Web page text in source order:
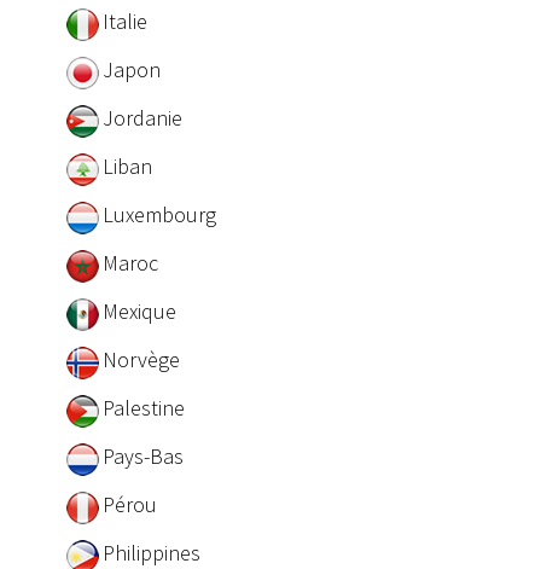
Italie
Japon
Jordanie
Liban
Luxembourg
Maroc
Mexique
Norvège
Palestine
Pays-Bas
Pérou
Philippines